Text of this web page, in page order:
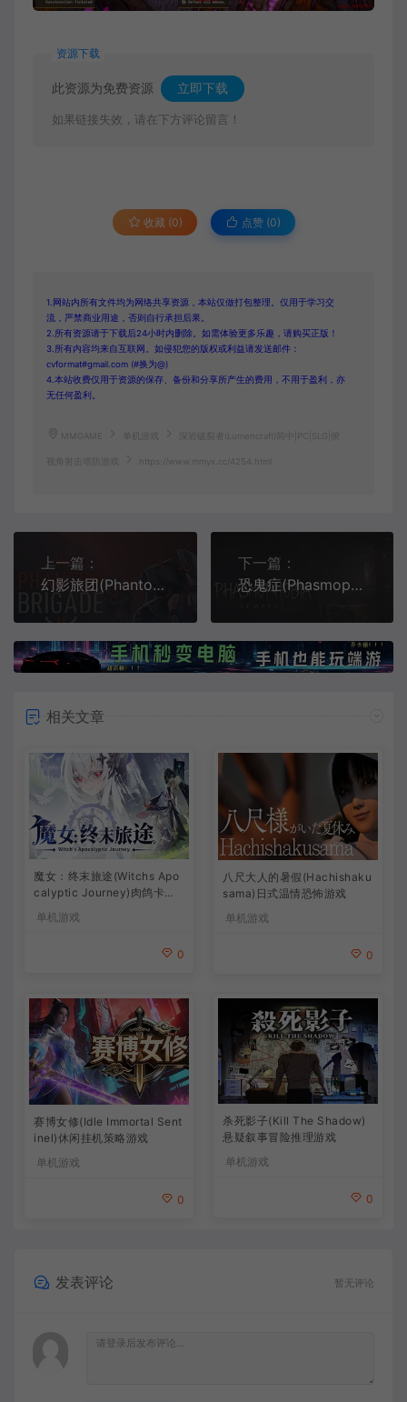
资源下载
此资源为免费资源 立即下载
如果链接失效，请在下方评论留言！
收藏 (0) 点赞 (0)
1.网站内所有文件均为网络共享资源，本站仅做打包整理。仅用于学习交
流，严禁商业用途，否则自行承担后果。
2.所有资源请于下载后24小时内删除。如需体验更多乐趣，请购买正版！
3.所有内容均来自互联网。如侵犯您的版权或利益请发送邮件：
cvformat#gmail.com (#换为@)
4.本站收费仅用于资源的保存、备份和分享所产生的费用，不用于盈利，亦
无任何盈利。
MMGAME 深岩破裂者(Lumencraft)简中|PC|SLG|俯
https://www.mmyx.cc/4254.html
上一篇：
幻影旅团(Phantom Brigade)回合实时战术RPG游戏
下一篇：
恐鬼症(Phasmophobia)超自然恐怖解谜游戏|下载
相关文章
魔女：终末旅途(Witchs Apo
calyptic Journey)肉鸽卡牌
策略游戏
单机游戏
0
八尺大人的暑假(Hachishaku
sama)日式温情恐怖游戏
单机游戏
0
赛博女修(Idle Immortal Sent
inel)休闲挂机策略游戏
单机游戏
0
杀死影子(Kill The Shadow)
悬疑叙事冒险推理游戏
单机游戏
0
发表评论 暂无评论